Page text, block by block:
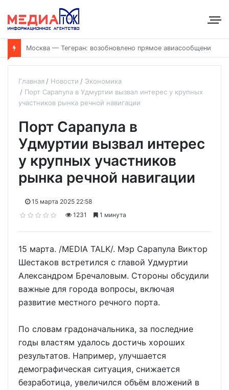
Торги на СПб бирже в июле: рост по ценным бумагам при общем снижении объёмов
Главная Новости
Экономика
Порт Сарапула в Удмуртии вызвал интерес у крупных
участников рынка речной навигации
Порт Сарапула в
Удмуртии вызвал интерес
у крупных участников
рынка речной навигации
15 марта 2025 22:58
1231
1 минута
15 марта. /MEDIA TALK/. Мэр Сарапула Виктор
Шестаков встретился с главой Удмуртии
Александром Бречаловым. Стороны обсудили
важные для города вопросы, включая
развитие местного речного порта.
По словам градоначальника, за последние
годы властям удалось достичь хороших
результатов. Например, улучшается
демографическая ситуация, снижается
безработица, увеличился объём вложений в